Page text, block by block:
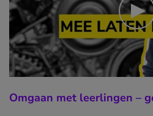
Omgaan met leerlingen –